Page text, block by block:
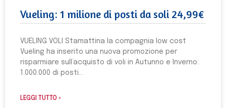
Vueling: 1 milione di posti da soli 24,99€
VUELING VOLI Stamattina la compagnia low cost
Vueling ha inserito una nuova promozione per
risparmiare sull’acquisto di voli in Autunno e Inverno:
1.000.000 di posti
LEGGI TUTTO »